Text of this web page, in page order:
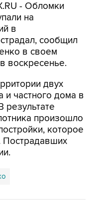
- Обломки
на
в
сообщил
в своем
воскресенье.
двух
и частного дома в
результате
произошло
которое
Пострадавших